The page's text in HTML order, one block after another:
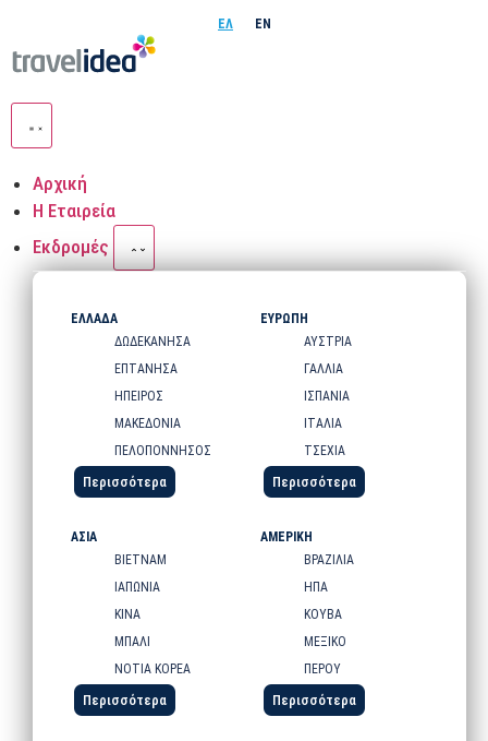
ΕΛ EN
Αρχική
Η Εταιρεία
Εκδρομές
ΕΛΛΑΔΑ
ΔΩΔΕΚΑΝΗΣΑ
ΕΠΤΑΝΗΣΑ
ΗΠΕΙΡΟΣ
ΜΑΚΕΔΟΝΙΑ
ΠΕΛΟΠΟΝΝΗΣΟΣ
Περισσότερα
ΕΥΡΩΠΗ
ΑΥΣΤΡΙΑ
ΓΑΛΛΙΑ
ΙΣΠΑΝΙΑ
ΙΤΑΛΙΑ
ΤΣΕΧΙΑ
Περισσότερα
ΑΣΙΑ
ΒΙΕΤΝΑΜ
ΙΑΠΩΝΙΑ
ΚΙΝΑ
ΜΠΑΛΙ
ΝΟΤΙΑ ΚΟΡΕΑ
Περισσότερα
ΑΜΕΡΙΚΗ
ΒΡΑΖΙΛΙΑ
ΗΠΑ
ΚΟΥΒΑ
ΜΕΞΙΚΟ
ΠΕΡΟΥ
Περισσότερα